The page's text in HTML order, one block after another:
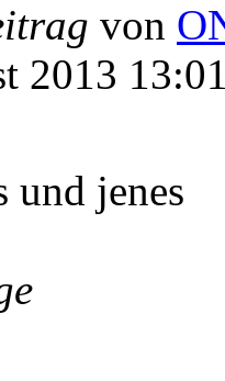
von
2013
und jenes